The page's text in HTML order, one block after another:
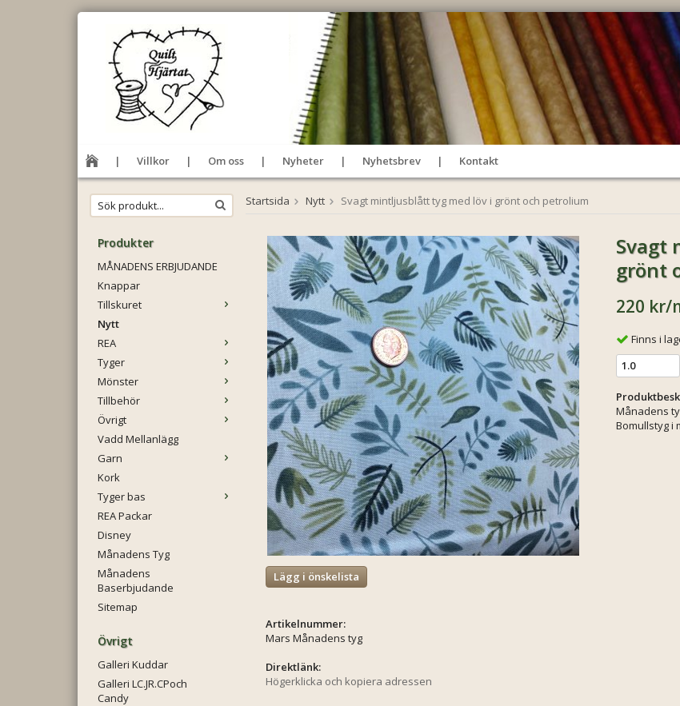
Villkor
Om oss Nyheter Nyhetsbrev Kontakt
Produkter
MÅNADENS ERBJUDANDE
Knappar
Tillskuret
Nytt
REA
Tyger
Mönster
Tillbehör
Övrigt
Vadd Mellanlägg
Garn
Kork
Tyger bas
REA Packar
Disney
Månadens Tyg
Månadens
Baserbjudande
Sitemap
Övrigt
Galleri Kuddar
Galleri LC.JR.CPoch
Candy
Startsida Nytt Svagt mintljusblått tyg med löv i grönt och petrolium
Svagt
grönt
220 kr/
Finns i
Månadens
Bomullstyg i
Lägg i önskelista
Artikelnummer:
Mars Månadens tyg
Direktlänk:
Högerklicka och kopiera adressen